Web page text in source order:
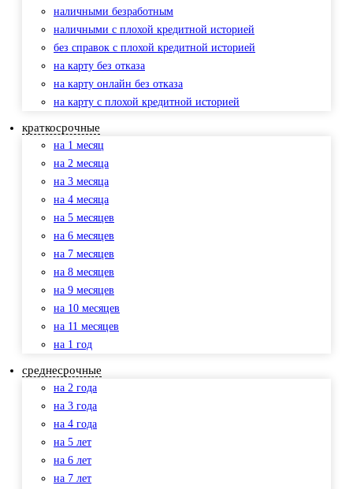
наличными безработным
наличными с плохой кредитной историей
без справок с плохой кредитной историей
на карту без отказа
на карту онлайн без отказа
на карту с плохой кредитной историей
краткосрочные
на 1 месяц
на 2 месяца
на 3 месяца
на 4 месяца
на 5 месяцев
на 6 месяцев
на 7 месяцев
на 8 месяцев
на 9 месяцев
на 10 месяцев
на 11 месяцев
на 1 год
среднесрочные
на 2 года
на 3 года
на 4 года
на 5 лет
на 6 лет
на 7 лет